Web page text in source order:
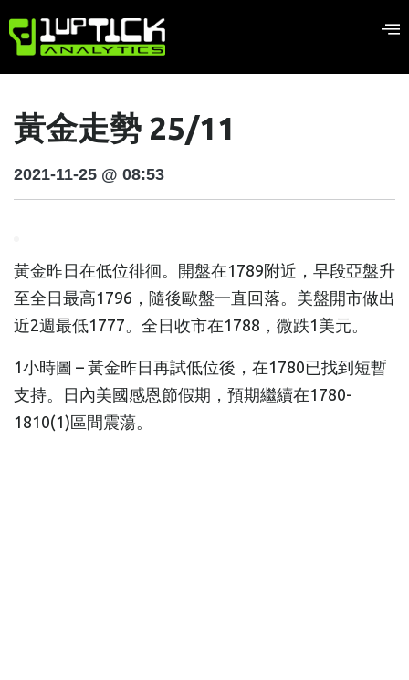
黃金走勢 25/11
2021-11-25 @ 08:53
黃金昨日在低位徘徊。開盤在1789附近，早段亞盤升
至全日最高1796，隨後歐盤一直回落。美盤開市做出
近2週最低1777。全日收市在1788，微跌1美元。
1小時圖 – 黃金昨日再試低位後，在1780已找到短暫
支持。日內美國感恩節假期，預期繼續在1780-
1810(1)區間震蕩。